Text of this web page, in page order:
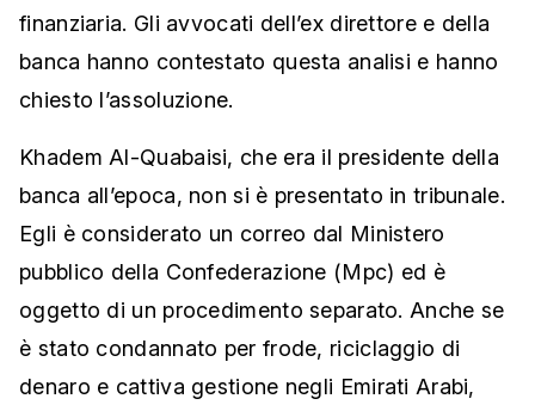
finanziaria. Gli avvocati dell’ex direttore e della
banca hanno contestato questa analisi e hanno
chiesto l’assoluzione.
Khadem Al-Quabaisi, che era il presidente della
banca all’epoca, non si è presentato in tribunale.
Egli è considerato un correo dal Ministero
pubblico della Confederazione (Mpc) ed è
oggetto di un procedimento separato. Anche se
è stato condannato per frode, riciclaggio di
denaro e cattiva gestione negli Emirati Arabi,